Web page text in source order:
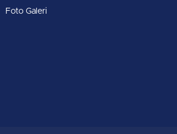
Foto Galeri